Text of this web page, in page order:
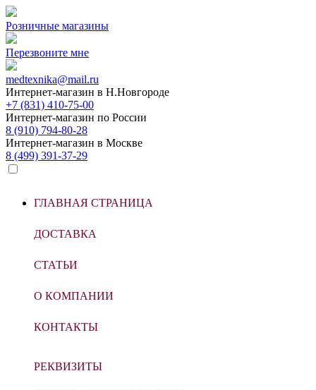
Розничные магазины
Перезвоните мне
medtexnika@mail.ru
Интернет-магазин в Н.Новгороде
+7 (831) 410-75-00
Интернет-магазин по России
8 (910) 794-80-28
Интернет-магазин в Москве
8 (499) 391-37-29
ГЛАВНАЯ СТРАНИЦА
ДОСТАВКА
СТАТЬИ
О КОМПАНИИ
КОНТАКТЫ
РЕКВИЗИТЫ